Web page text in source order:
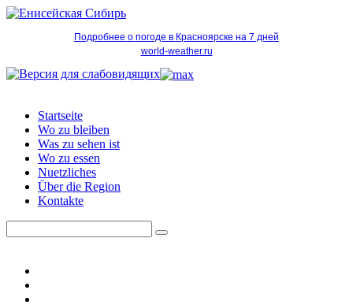
Подробнее о погоде в Красноярске на 7 дней
world-weather.ru
Startseite
Wo zu bleiben
Was zu sehen ist
Wo zu essen
Nuetzliches
Über die Region
Kontakte